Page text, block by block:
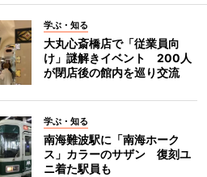
学ぶ・知る
大丸心斎橋店で「従業員向
け」謎解きイベント 200人
が閉店後の館内を巡り交流
学ぶ・知る
南海難波駅に「南海ホーク
ス」カラーのサザン 復刻ユ
ニ着た駅員も